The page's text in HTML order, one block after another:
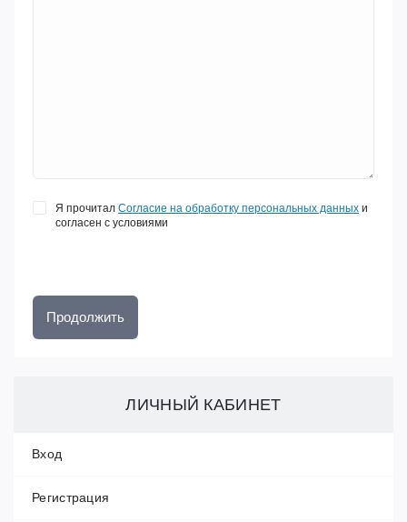
Я прочитал Согласие на обработку персональных данных и
согласен с условиями
Продолжить
ЛИЧНЫЙ КАБИНЕТ
Вход
Регистрация